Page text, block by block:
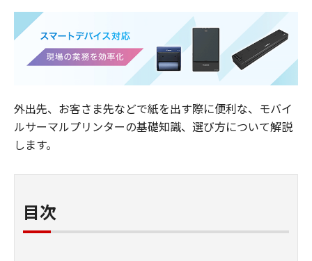
外出先、お客さま先などで紙を出す際に便利な、モバイ
ルサーマルプリンターの基礎知識、選び方について解説
します。
目次